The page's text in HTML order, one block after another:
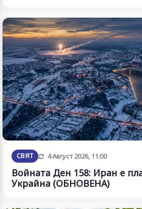
СВЯТ Обновена
4 Август 2026, 11:00
Войната Ден 158: Иран е
Украйна (ОБНОВЕНА)